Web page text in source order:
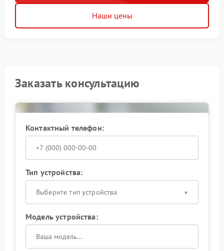
Наши цены
Заказать консультацию
Контактный телефон:
Тип устройства:
Выберите тип устройства
Модель устройства: